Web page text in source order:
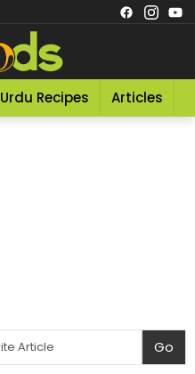
Urdu Recipes Articles